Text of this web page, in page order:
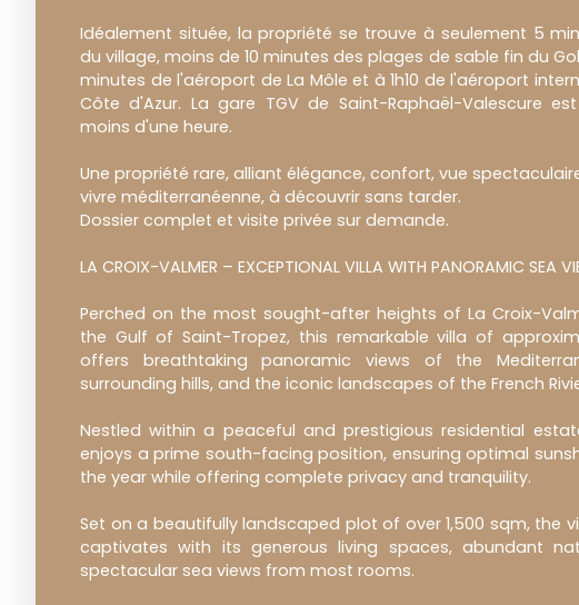
Idéalement située, la propriété se trouve à seulement 5
du village, moins de 10 minutes des plages de sable fin du
minutes de l'aéroport de La Môle et à 1h10 de l'aéroport
Côte d'Azur. La gare TGV de Saint-Raphaël-Valescure
moins d'une heure.
Une propriété rare, alliant élégance, confort, vue
vivre méditerranéenne, à découvrir sans tarder.
Dossier complet et visite privée sur demande.
LA CROIX-VALMER – EXCEPTIONAL VILLA WITH PANORAMIC SEA
Perched on the most sought-after heights of La Croix-
the Gulf of Saint-Tropez, this remarkable villa of
offers breathtaking panoramic views of the
surrounding hills, and the iconic landscapes of the French
Nestled within a peaceful and prestigious residential
enjoys a prime south-facing position, ensuring optimal
the year while offering complete privacy and tranquility.
Set on a beautifully landscaped plot of over 1,500 sqm, the
captivates with its generous living spaces, abundant
spectacular sea views from most rooms.